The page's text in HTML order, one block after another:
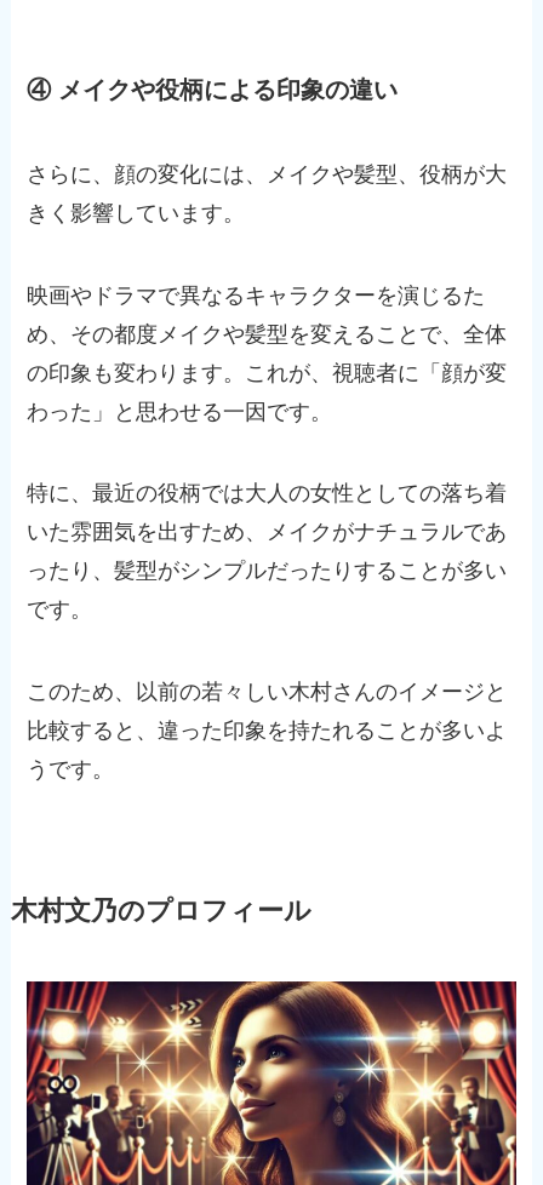
④ メイクや役柄による印象の違い
さらに、顔の変化には、メイクや髪型、役柄が大
きく影響しています。
映画やドラマで異なるキャラクターを演じるた
め、その都度メイクや髪型を変えることで、全体
の印象も変わります。これが、視聴者に「顔が変
わった」と思わせる一因です。
特に、最近の役柄では大人の女性としての落ち着
いた雰囲気を出すため、メイクがナチュラルであ
ったり、髪型がシンプルだったりすることが多い
です。
このため、以前の若々しい木村さんのイメージと
比較すると、違った印象を持たれることが多いよ
うです​。
木村文乃のプロフィール